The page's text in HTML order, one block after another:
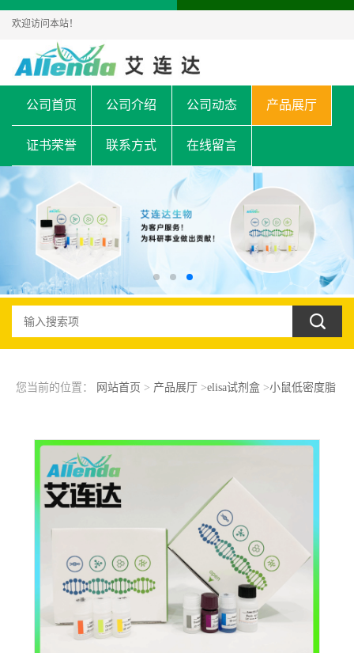
欢迎访问本站！
公司首页 公司介绍 公司动态 产品展厅
证书荣誉 联系方式 在线留言
您当前的位置： 网站首页 > 产品展厅 >elisa试剂盒>小鼠低密度脂